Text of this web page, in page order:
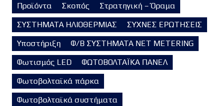
Προϊόντα
Σκοπός
Στρατηγική – Όραμα
ΣΥΣΤΗΜΑΤΑ ΗΛΙΟΘΕΡΜΙΑΣ
ΣΥΧΝΕΣ ΕΡΩΤΗΣΕΙΣ
Υποστήριξη
Φ/Β ΣΥΣΤΗΜΑΤΑ NET METERING
Φωτισμός LED
ΦΩΤΟΒΟΛΤΑΪΚΑ ΠΑΝΕΛ
Φωτοβολταϊκά πάρκα
Φωτοβολταϊκά συστήματα